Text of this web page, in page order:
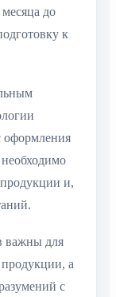
месяца до
к
оформления
и,
важны для
продукции, а
с